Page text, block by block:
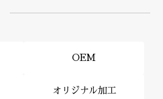
OEM
オリジナル加工